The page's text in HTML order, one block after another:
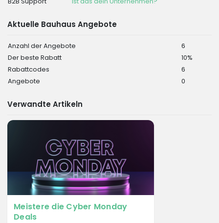
Aktuelle Bauhaus Angebote
Anzahl der Angebote
6
Der beste Rabatt
10%
Rabattcodes
6
Angebote
0
Verwandte Artikeln
Meistere die Cyber Monday
Deals